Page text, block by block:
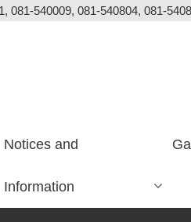
081-540009, 081-540804, 081-
Notices and
Information